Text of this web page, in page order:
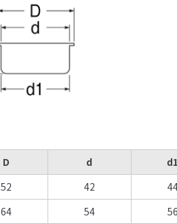
D d
52 42
64 54